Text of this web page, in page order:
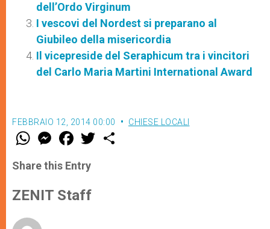
dell’Ordo Virginum
I vescovi del Nordest si preparano al
Giubileo della misericordia
Il vicepreside del Seraphicum tra i vincitori
del Carlo Maria Martini International Award
FEBBRAIO 12, 2014 00:00 CHIESE LOCALI
W
t
s
p
p
M
e
s
e
g
e
F
a
e
b
o
k
w
Share this Entry
ZENIT Staff